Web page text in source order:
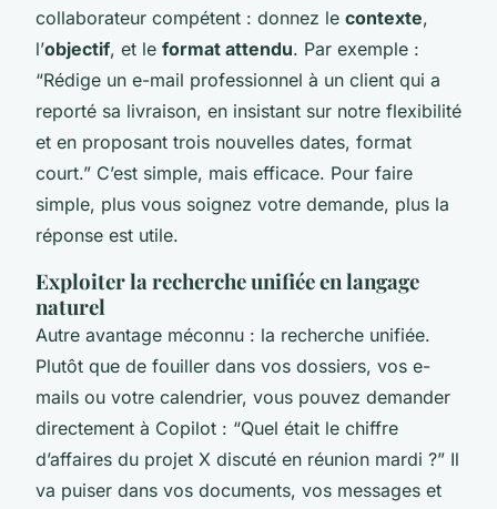
collaborateur compétent : donnez le contexte,
l’objectif, et le format attendu. Par exemple :
“Rédige un e-mail professionnel à un client qui a
reporté sa livraison, en insistant sur notre flexibilité
et en proposant trois nouvelles dates, format
court.” C’est simple, mais efficace. Pour faire
simple, plus vous soignez votre demande, plus la
réponse est utile.
Exploiter la recherche unifiée en langage
naturel
Autre avantage méconnu : la recherche unifiée.
Plutôt que de fouiller dans vos dossiers, vos e-
mails ou votre calendrier, vous pouvez demander
directement à Copilot : “Quel était le chiffre
d’affaires du projet X discuté en réunion mardi ?” Il
va puiser dans vos documents, vos messages et